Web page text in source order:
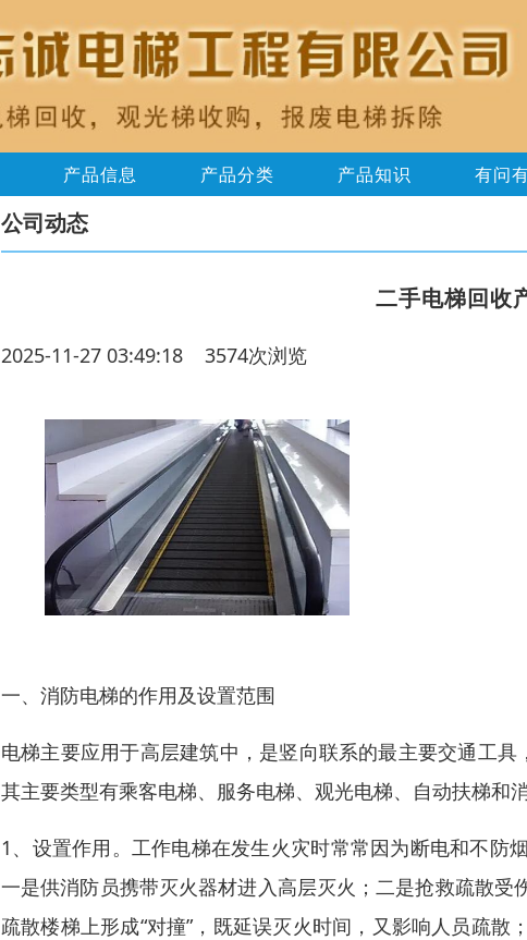
产品信息 产品分类 产品知识 有问
公司动态
二手电梯回收
2025-11-27 03:49:18 3574次浏览
一、消防电梯的作用及设置范围
电梯主要应用于高层建筑中，是竖向联系的最主要交通工
其主要类型有乘客电梯、服务电梯、观光电梯、自动扶梯和
1、设置作用。工作电梯在发生火灾时常常因为断电和不防
一是供消防员携带灭火器材进入高层灭火；二是抢救疏散
疏散楼梯上形成“对撞”，既延误灭火时间，又影响人员疏